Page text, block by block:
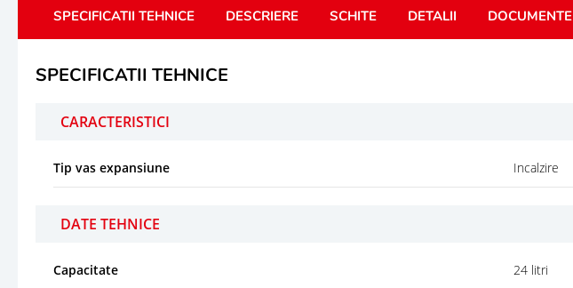
SPECIFICATII TEHNICE DESCRIERE SCHITE DETALII DOCUMENTE
SPECIFICATII TEHNICE
CARACTERISTICI
Tip vas expansiune Incalzire
DATE TEHNICE
Capacitate 24 litri